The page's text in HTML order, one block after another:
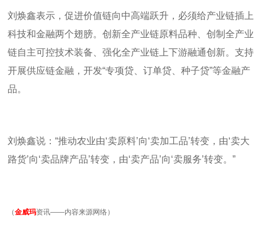
刘焕鑫表示，促进价值链向中高端跃升，必须给产业链插上
科技和金融两个翅膀。创新全产业链原料品种、创制全产业
链自主可控技术装备、强化全产业链上下游融通创新。支持
开展供应链金融，开发“专项贷、订单贷、种子贷”等金融产
品。
刘焕鑫说：“推动农业由‘卖原料’向‘卖加工品’转变，由‘卖大
路货’向‘卖品牌产品’转变，由‘卖产品’向‘卖服务’转变。”
（金威玛资讯——内容来源网络）